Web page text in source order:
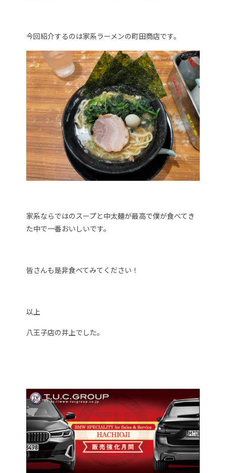
今回紹介するのは家系ラーメンの町田商店です。
家系ならではのスープと中太麺が最高で僕が食べてき
た中で一番おいしいです。
皆さんも是非食べてみてください！
以上
八王子店の井上でした。